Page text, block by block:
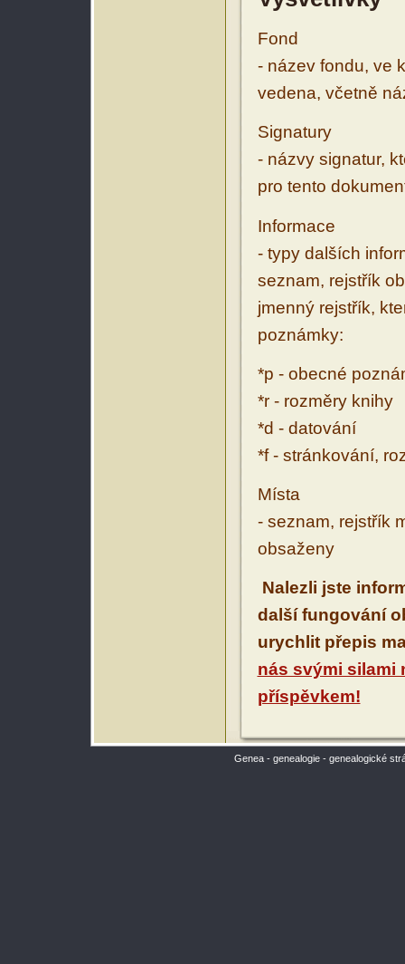
Fond
- název fondu, ve
vedena, včetně
Signatury
- názvy signatur,
pro tento
Informace
- typy dalších
seznam, rejstřík
jmenný rejstřík,
poznámky:
*p - obecné
*r - rozměry knihy
*d - datování
*f - stránkování,
Místa
- seznam, rejstřík
obsaženy
Nalezli jste
další fungování
urychlit přepis
nás svými silami
příspěvkem!
Genea - genealogie - genealogické